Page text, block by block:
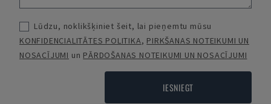
Lūdzu, noklikšķiniet šeit, lai pieņemtu mūsu
KONFIDENCIALITĀTES POLITIKA, PIRKŠANAS NOTEIKUMI UN
NOSACĪJUMI un PĀRDOŠANAS NOTEIKUMI UN NOSACĪJUMI
IESNIEGT